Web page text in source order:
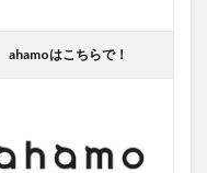
ahamoはこちらで！